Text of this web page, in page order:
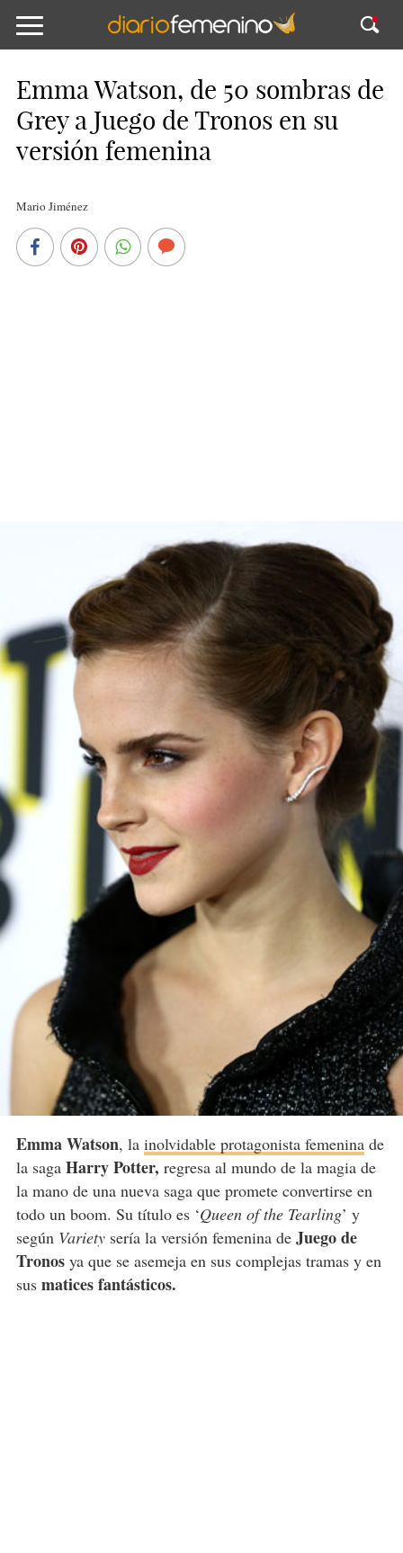
Emma Watson, de 50 sombras de
Grey a Juego de Tronos en su
versión femenina
Mario Jiménez
Emma Watson, la inolvidable protagonista femeninade
la saga Harry Potter, regresa al mundo de la magia de
la mano de una nueva saga que promete convertirse en
todo un boom. Su título es ‘Queen of the Tearling’ y
según Varietysería la versión femenina de Juego de
Tronosya que se asemeja en sus complejas tramas y en
sus matices fantásticos.